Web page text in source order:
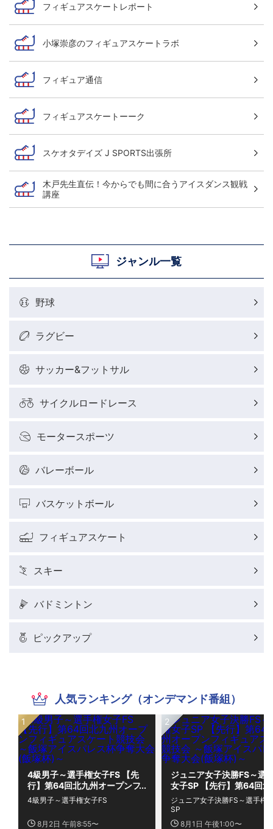
フィギュアスケートレポート
小塚崇彦のフィギュアスケートラボ
フィギュア通信
フィギュアスケートーーク
スケオタデイズ J SPORTS出張所
木戸先生直伝！今からでも間に合うアイスダンス観戦
講座
ジャンル一覧
野球
ラグビー
サッカー&フットサル
サイクルロードレース
モータースポーツ
バレーボール
バスケットボール
フィギュアスケート
スキー
バドミントン
ピックアップ
人気ランキング（オンデマンド番組）
4級男子～選手権女子FS 【先
行】第64回北九州オープンフ
ィギュアスケート競技会 ～飯
塚アイスパレス杯争奪大会(飯
塚杯)～
8月2日 午前8:55〜
4級男子～選手権女子FS
ジュニア女子決勝FS～選
女子SP 【先行】第64回北
州オープンフィギュアス
ト競技会 ～飯塚アイスパ
杯争奪大会(飯塚杯)～
8月1日 午後1:00〜
ジュニア女子決勝FS～選手権
SP